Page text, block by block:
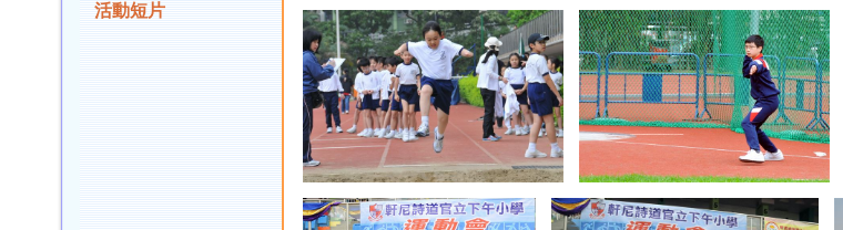
活動短片